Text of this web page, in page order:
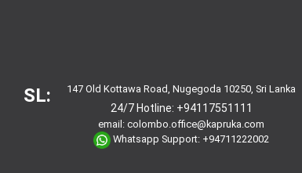
SL: 147 Old Kottawa Road, Nugegoda 10250, Sri Lanka
24/7 Hotline: +94117551111
email:colombo.office@kapruka.com
Whatsapp Support: +94711222002